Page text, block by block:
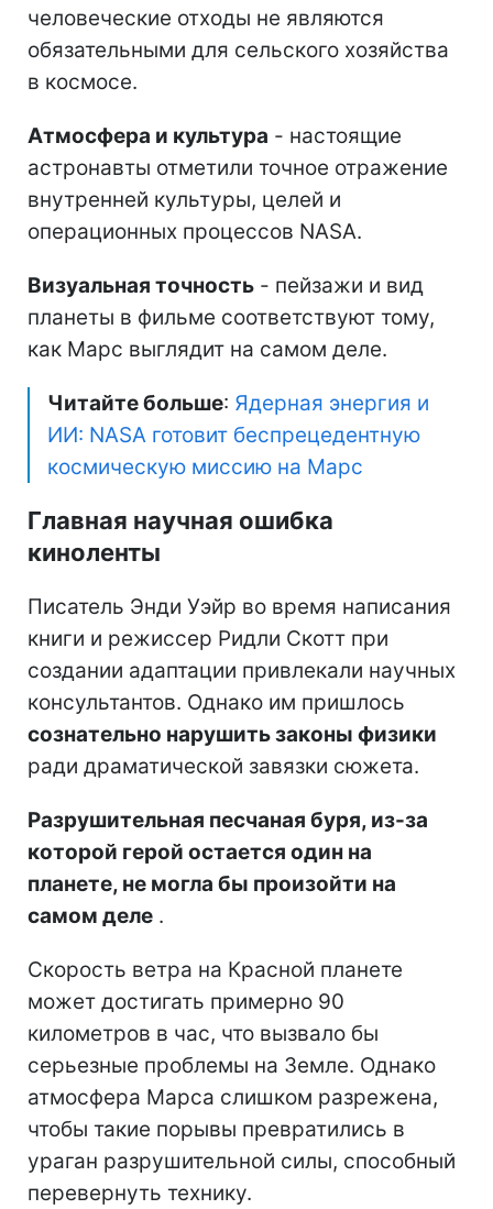
человеческие отходы не являются
обязательными для сельского хозяйства
в космосе.
Атмосфера и культура - настоящие
астронавты отметили точное отражение
внутренней культуры, целей и
операционных процессов NASA.
Визуальная точность - пейзажи и вид
планеты в фильме соответствуют тому,
как Марс выглядит на самом деле.
Читайте больше: Ядерная энергия и
ИИ: NASA готовит беспрецедентную
космическую миссию на Марс
Главная научная ошибка
киноленты
Писатель Энди Уэйр во время написания
книги и режиссер Ридли Скотт при
создании адаптации привлекали научных
консультантов. Однако им пришлось
сознательно нарушить законы физики
ради драматической завязки сюжета.
Разрушительная песчаная буря, из-за
которой герой остается один на
планете, не могла бы произойти на
самом деле .
Скорость ветра на Красной планете
может достигать примерно 90
километров в час, что вызвало бы
серьезные проблемы на Земле. Однако
атмосфера Марса слишком разрежена,
чтобы такие порывы превратились в
ураган разрушительной силы, способный
перевернуть технику.